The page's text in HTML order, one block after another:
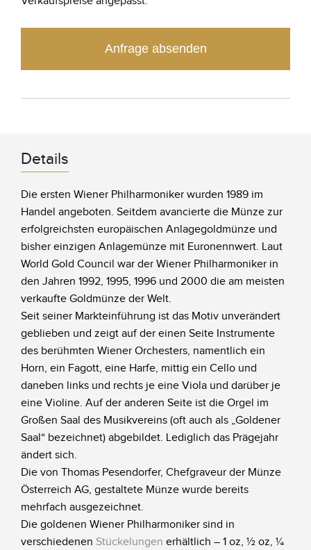
Anfrage absenden
Details
Die ersten Wiener Philharmoniker wurden 1989 im
Handel angeboten. Seitdem avancierte die Münze zur
erfolgreichsten europäischen Anlagegoldmünze und
bisher einzigen Anlagemünze mit Euronennwert. Laut
World Gold Council war der Wiener Philharmoniker in
den Jahren 1992, 1995, 1996 und 2000 die am meisten
verkaufte Goldmünze der Welt.
Seit seiner Markteinführung ist das Motiv unverändert
geblieben und zeigt auf der einen Seite Instrumente
des berühmten Wiener Orchesters, namentlich ein
Horn, ein Fagott, eine Harfe, mittig ein Cello und
daneben links und rechts je eine Viola und darüber je
eine Violine. Auf der anderen Seite ist die Orgel im
Großen Saal des Musikvereins (oft auch als „Goldener
Saal“ bezeichnet) abgebildet. Lediglich das Prägejahr
ändert sich.
Die von Thomas Pesendorfer, Chefgraveur der Münze
Österreich AG, gestaltete Münze wurde bereits
mehrfach ausgezeichnet.
Die goldenen Wiener Philharmoniker sind in
verschiedenen Stückelungen erhältlich – 1 oz, ½ oz, ¼